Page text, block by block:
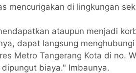
mencurigakan di lingkungan
ataupun menjadi
dapat langsung menghubungi
Metro Tangerang Kota di no.
biaya." Imbaunya.